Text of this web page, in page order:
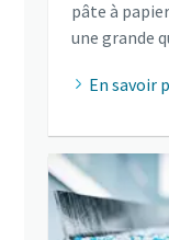
pâte à
une grande
En savoir